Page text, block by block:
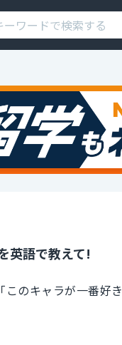
英語で教えて!
のキャラが一番好